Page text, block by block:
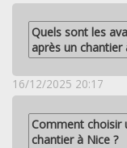
Quels sont les
après un chantier
16/12/2025 20:17
Comment choisir
chantier à Nice ?